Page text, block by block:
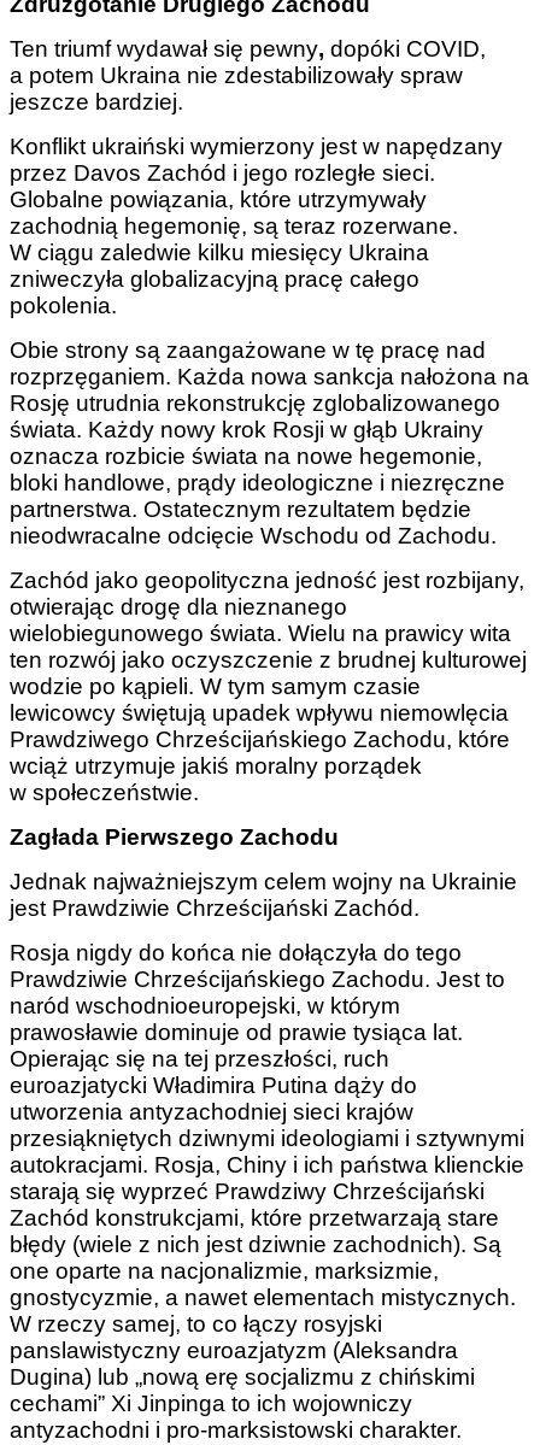
Ten triumf wydawał się pewny, dopóki COVID,
a potem Ukraina nie zdestabilizowały spraw
jeszcze bardziej.
Konflikt ukraiński wymierzony jest w napędzany
przez Davos Zachód i jego rozległe sieci.
Globalne powiązania, które utrzymywały
zachodnią hegemonię, są teraz rozerwane.
W ciągu zaledwie kilku miesięcy Ukraina
zniweczyła globalizacyjną pracę całego
pokolenia.
Obie strony są zaangażowane w tę pracę nad
rozprzęganiem. Każda nowa sankcja nałożona na
Rosję utrudnia rekonstrukcję zglobalizowanego
świata. Każdy nowy krok Rosji w głąb Ukrainy
oznacza rozbicie świata na nowe hegemonie,
bloki handlowe, prądy ideologiczne i niezręczne
partnerstwa. Ostatecznym rezultatem będzie
nieodwracalne odcięcie Wschodu od Zachodu.
Zachód jako geopolityczna jedność jest rozbijany,
otwierając drogę dla nieznanego
wielobiegunowego świata. Wielu na prawicy wita
ten rozwój jako oczyszczenie z brudnej kulturowej
wodzie po kąpieli. W tym samym czasie
lewicowcy świętują upadek wpływu niemowlęcia
Prawdziwego Chrześcijańskiego Zachodu, które
wciąż utrzymuje jakiś moralny porządek
w społeczeństwie.
Zagłada Pierwszego Zachodu
Jednak najważniejszym celem wojny na Ukrainie
jest Prawdziwie Chrześcijański Zachód.
Rosja nigdy do końca nie dołączyła do tego
Prawdziwie Chrześcijańskiego Zachodu. Jest to
naród wschodnioeuropejski, w którym
prawosławie dominuje od prawie tysiąca lat.
Opierając się na tej przeszłości, ruch
euroazjatycki Władimira Putina dąży do
utworzenia antyzachodniej sieci krajów
przesiąkniętych dziwnymi ideologiami i sztywnymi
autokracjami. Rosja, Chiny i ich państwa klienckie
starają się wyprzeć Prawdziwy Chrześcijański
Zachód konstrukcjami, które przetwarzają stare
błędy (wiele z nich jest dziwnie zachodnich). Są
one oparte na nacjonalizmie, marksizmie,
gnostycyzmie, a nawet elementach mistycznych.
W rzeczy samej, to co łączy rosyjski
panslawistyczny euroazjatyzm (Aleksandra
Dugina) lub „nową erę socjalizmu z chińskimi
cechami” Xi Jinpinga to ich wojowniczy
antyzachodni i pro-marksistowski charakter.